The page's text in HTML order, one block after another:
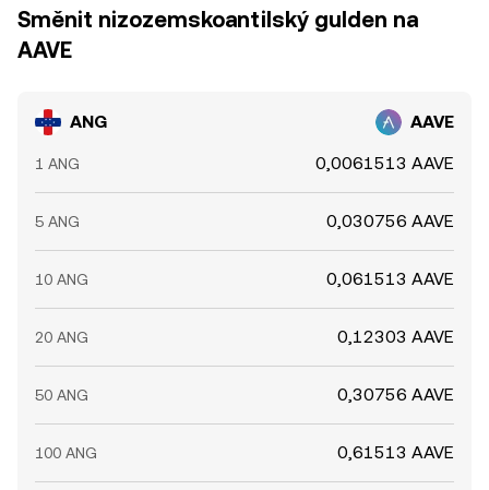
Směnit nizozemskoantilský gulden na
AAVE
ANG AAVE
1 ANG 0,0061513 AAVE
5 ANG 0,030756 AAVE
10 ANG 0,061513 AAVE
20 ANG 0,12303 AAVE
50 ANG 0,30756 AAVE
100 ANG 0,61513 AAVE